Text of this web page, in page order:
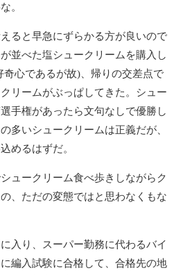
。
ると早急にずらかる方が良いので
並べた塩シュークリームを購入し
心であるが故)、帰りの交差点で
リームがぶっぱしてきた。シュー
手権があったら文句なしで優勝し
多いシュークリームは正義だが、
めるはずだ。
ュークリーム食べ歩きしながらク
、ただの変態ではと思わなくもな
入り、スーパー勤務に代わるバイ
編入試験に合格して、合格先の地